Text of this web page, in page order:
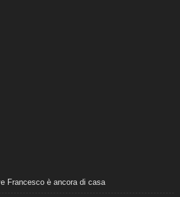
Francesco è ancora di casa